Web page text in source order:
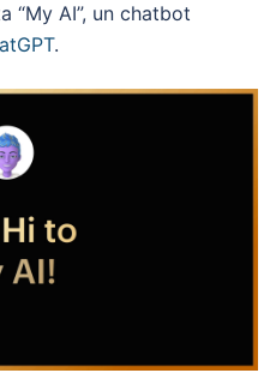
“My AI”, un chatbot
.